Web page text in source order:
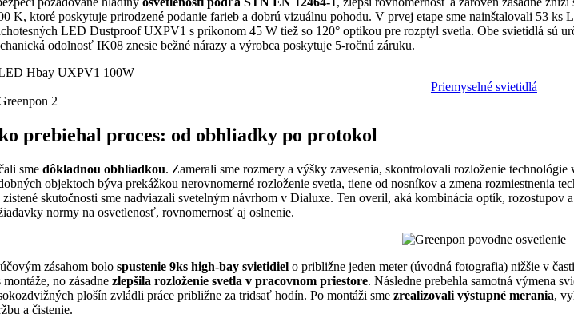
K, ktoré poskytuje prirodzené podanie farieb a dobrú vizuálnu pohodu. V prvej etape sme nainštalovali 53
LED Dustproof UXPV1 s príkonom 45 W tiež so 120° optikou pre rozptyl svetla. Obe svietidlá sú
odolnosť IK08 znesie bežné nárazy a výrobca poskytuje 5-ročnú záruku.
Priemyselné svietidlá
prebiehal proces: od obhliadky po protokol
smedôkladnou obhliadkou. Zamerali sme rozmery a výšky zavesenia, skontrolovali rozloženie
objektoch býva prekážkou nerovnomerné rozloženie svetla, tiene od nosníkov a zmena rozmiestnenia
zistené skutočnosti sme nadviazali svetelným návrhom v Dialuxe. Ten overil, aká kombinácia optík,
normy na osvetlenosť, rovnomernosť aj oslnenie.
zásahom bolospustenie 9ks high-bay svietidiel o približne jeden meter (úvodná fotografia) nižšie v
montáže, no zásadnezlepšila rozloženie svetla v pracovnom priestore. Následne prebehla samotná výmena
plošín zvládli práce približne za tridsať hodín. Po montáži smezrealizovali výstupné merania,
a čistenie.